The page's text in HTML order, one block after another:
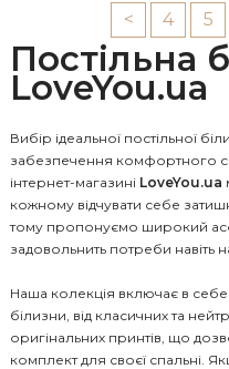
< 4 5
Постільна
LoveYou.ua
Вибір ідеальної постільної
забезпечення комфортного
інтернет-магазині LoveYou.ua
кожному відчувати себе
тому пропонуємо широкий
задовольнить потреби навіть
Наша колекція включає в себе
білизни, від класичних та
оригінальних принтів, що
комплект для своєї спальні.